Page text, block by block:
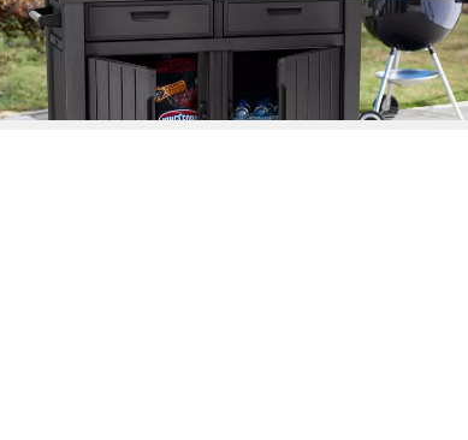
Service-Tisch Gartentisch
124,00 x 90,00 x 52,00 cm B/H/T
199,00 €
in 4-5 Werktagen bei dir